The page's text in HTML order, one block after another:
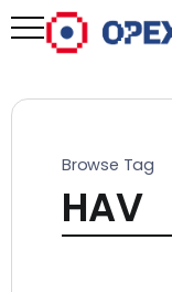
Browse Tag
HAV